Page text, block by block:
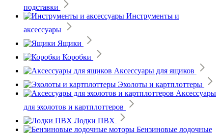
подставки
Инструменты и
аксессуары
Ящики
Коробки
Аксессуары для ящиков
Эхолоты и картплоттеры
Аксессуары
для эхолотов и картплоттеров
Лодки ПВХ
Бензиновые лодочные